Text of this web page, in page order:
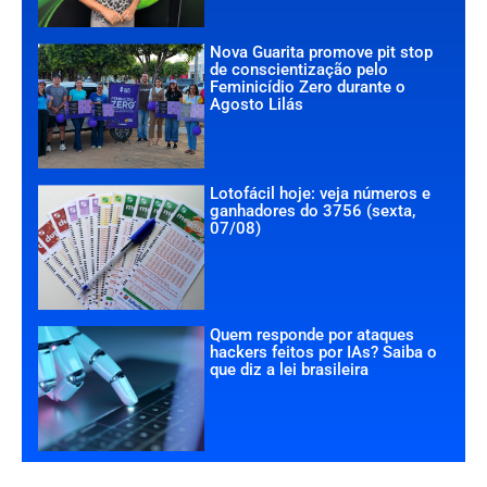
Nova Guarita promove pit stop
de conscientização pelo
Feminicídio Zero durante o
Agosto Lilás
Lotofácil hoje: veja números e
ganhadores do 3756 (sexta,
07/08)
Quem responde por ataques
hackers feitos por IAs? Saiba o
que diz a lei brasileira